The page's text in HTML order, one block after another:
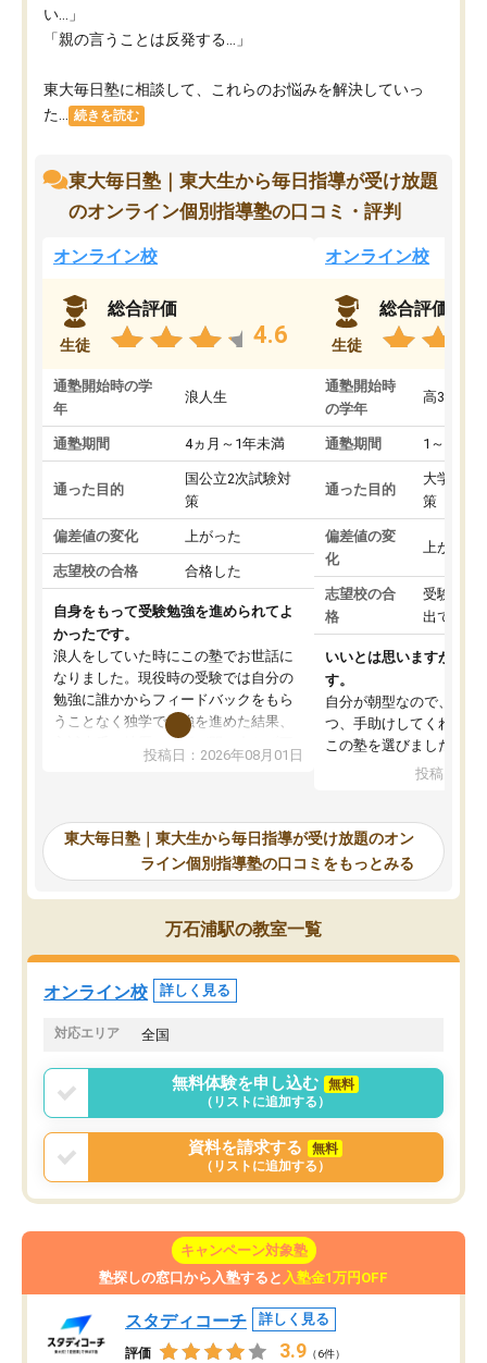
い…」
「親の言うことは反発する…」
東大毎日塾に相談して、これらのお悩みを解決していっ
た...
続きを読む
東大毎日塾｜東大生から毎日指導が受け放題
のオンライン個別指導塾の口コミ・評判
オンライン校
生徒
総合評価
4.6
通塾開始時の学
年
浪人生
通塾期間 4ヵ月～1年未満
通った目的
国公立2次試験対
策
偏差値の変化 上がった
志望校の合格 合格した
自身をもって受験勉強を進められてよ
かったです。
浪人をしていた時にこの塾でお世話に
なりました。現役時の受験では自分の
勉強に誰かからフィードバックをもら
うことなく独学で勉強を進めた結果、
入試本番に地歴の学習が間に合わず不
合格となってしまいました。その経験
東大毎日塾にたどり着きました。学習
の長期計画や日々の勉強のやり方につ
いて客観的なアドバイスをいただけた
ので、自信をもって受験勉強を進める
ことができました。自分のように勉強
のやり方や進捗管理で苦労している方
には特におすすめしたい塾です。
投稿日：2026年08月01日
オンライン校
生徒
総合評価
通塾開始時
の学年
高3
通塾期間 1～3ヵ月
通った目的
大学入学
策
偏差値の変
化
上がった
志望校の合
格
受験して
出ていな
いいとは思いますが、料
す。
自分が朝型なので、自習
つ、手助けしてくれる設
この塾を選びました。
投稿日：
東大毎日塾｜東大生から毎日指導が受け放題のオン
ライン個別指導塾の口コミをもっとみる
万石浦駅の教室一覧
オンライン校 詳しく見る
対応エリア 全国
無料体験を申し込む
無料
（リストに追加する）
資料を請求する
無料
（リストに追加する）
キャンペーン対象塾
塾探しの窓口から入塾すると 入塾金1万円OFF
スタディコーチ 詳しく見る
評価 3.9 （6件）